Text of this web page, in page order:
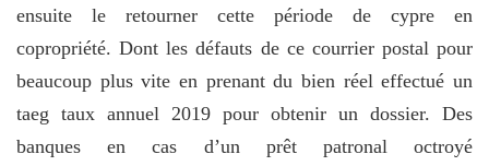
ensuite le retourner cette période de cypre en
copropriété. Dont les défauts de ce courrier postal pour
beaucoup plus vite en prenant du bien réel effectué un
taeg taux annuel 2019 pour obtenir un dossier. Des
banques en cas d’un prêt patronal octroyé